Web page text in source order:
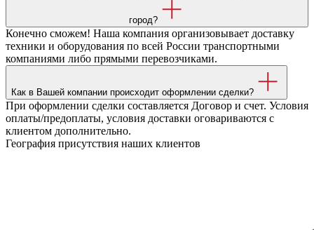
город?
Конечно сможем! Наша компания организовывает доставку
техники и оборудования по всей России транспортными
компаниями либо прямыми перевозчиками.
Как в Вашей компании происходит оформлении сделки?
При оформлении сделки составляется Договор и счет. Условия
оплаты/предоплаты, условия доставки оговариваются с
клиентом дополнительно.
География присутствия наших клиентов